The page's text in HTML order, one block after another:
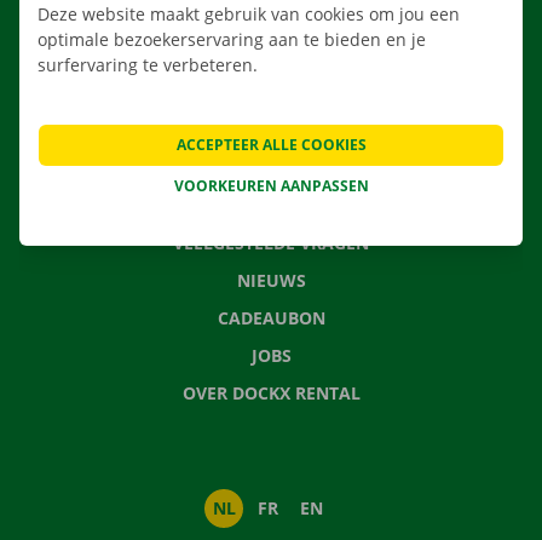
LOCATIES
APP
VEELGESTELDE VRAGEN
NIEUWS
CADEAUBON
JOBS
OVER DOCKX RENTAL
NL FR EN
Deze website maakt gebruik van cookies om jou een
optimale bezoekerservaring aan te bieden en je
surfervaring te verbeteren.
VOORKEUREN AANPASSEN
ACCEPTEER ALLE COOKIES